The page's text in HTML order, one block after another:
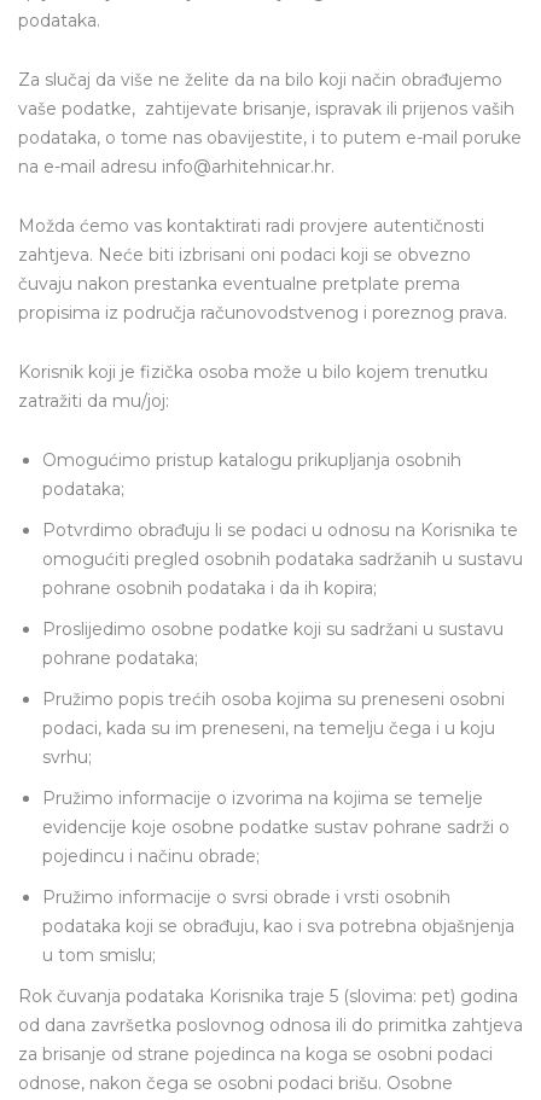
podataka.
Za slučaj da više ne želite da na bilo koji način obrađujemo
vaše podatke, zahtijevate brisanje, ispravak ili prijenos vaših
podataka, o tome nas obavijestite, i to putem e-mail poruke
na e-mail adresu info@arhitehnicar.hr.
Možda ćemo vas kontaktirati radi provjere autentičnosti
zahtjeva. Neće biti izbrisani oni podaci koji se obvezno
čuvaju nakon prestanka eventualne pretplate prema
propisima iz područja računovodstvenog i poreznog prava.
Korisnik koji je fizička osoba može u bilo kojem trenutku
zatražiti da mu/joj:
Omogućimo pristup katalogu prikupljanja osobnih
podataka;
Potvrdimo obrađuju li se podaci u odnosu na Korisnika te
omogućiti pregled osobnih podataka sadržanih u sustavu
pohrane osobnih podataka i da ih kopira;
Proslijedimo osobne podatke koji su sadržani u sustavu
pohrane podataka;
Pružimo popis trećih osoba kojima su preneseni osobni
podaci, kada su im preneseni, na temelju čega i u koju
svrhu;
Pružimo informacije o izvorima na kojima se temelje
evidencije koje osobne podatke sustav pohrane sadrži o
pojedincu i načinu obrade;
Pružimo informacije o svrsi obrade i vrsti osobnih
podataka koji se obrađuju, kao i sva potrebna objašnjenja
u tom smislu;
Rok čuvanja podataka Korisnika traje 5 (slovima: pet) godina
od dana završetka poslovnog odnosa ili do primitka zahtjeva
za brisanje od strane pojedinca na koga se osobni podaci
odnose, nakon čega se osobni podaci brišu. Osobne